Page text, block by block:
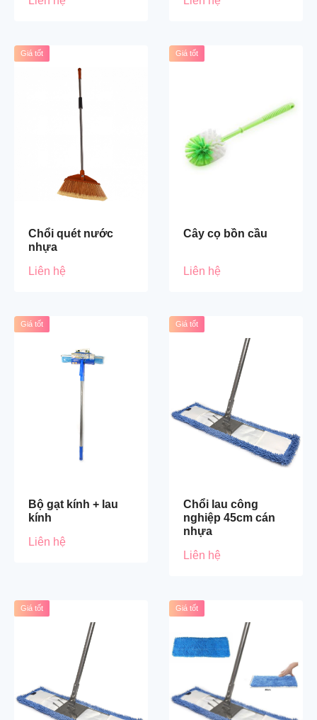
Giá tốt
Chổi quét nước
nhựa
Liên hệ
Giá tốt
Cây cọ bồn cầu
Liên hệ
Giá tốt
Bộ gạt kính + lau
kính
Liên hệ
Giá tốt
Chổi lau công
nghiệp 45cm cán
nhựa
Liên hệ
Giá tốt Giá tốt